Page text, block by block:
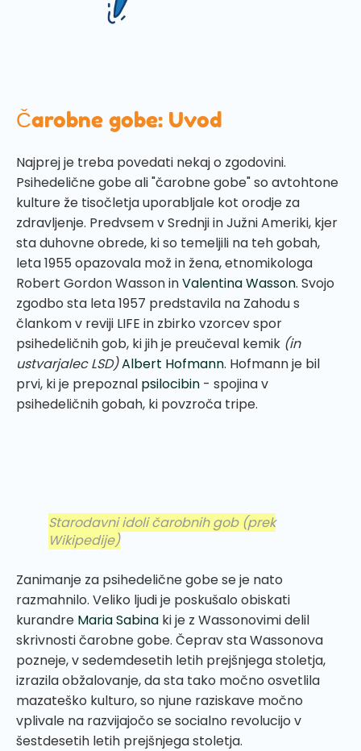
Čarobne gobe: Uvod
Najprej je treba povedati nekaj o zgodovini.
Psihedelične gobe ali "čarobne gobe" so avtohtone
kulture že tisočletja uporabljale kot orodje za
zdravljenje. Predvsem v Srednji in Južni Ameriki, kjer
sta duhovne obrede, ki so temeljili na teh gobah,
leta 1955 opazovala mož in žena, etnomikologa
Robert Gordon Wasson inValentina Wasson. Svojo
zgodbo sta leta 1957 predstavila na Zahodu s
člankom v reviji LIFE in zbirko vzorcev spor
psihedeličnih gob, ki jih je preučeval kemik (in
ustvarjalec LSD)Albert Hofmann. Hofmann je bil
prvi, ki je prepoznal psilocibin - spojina v
psihedeličnih gobah, ki povzroča tripe.
Starodavni idoli čarobnih gob (prek
Wikipedije)
Zanimanje za psihedelične gobe se je nato
razmahnilo. Veliko ljudi je poskušalo obiskati
kurandre Maria Sabina ki je z Wassonovimi delil
skrivnosti čarobne gobe. Čeprav sta Wassonova
pozneje, v sedemdesetih letih prejšnjega stoletja,
izrazila obžalovanje, da sta tako močno osvetlila
mazateško kulturo, so njune raziskave močno
vplivale na razvijajočo se socialno revolucijo v
šestdesetih letih prejšnjega stoletja.